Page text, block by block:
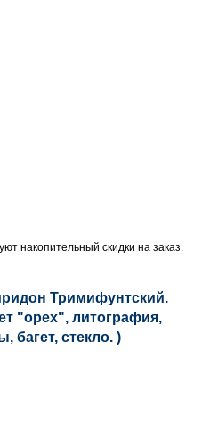
накопительный скидки на заказ.
Тримифунтский.
"орех", литография,
багет, стекло. )